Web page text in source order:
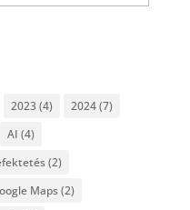
2023(4) 2024(7)
AI (4)
(2)
Maps(2)